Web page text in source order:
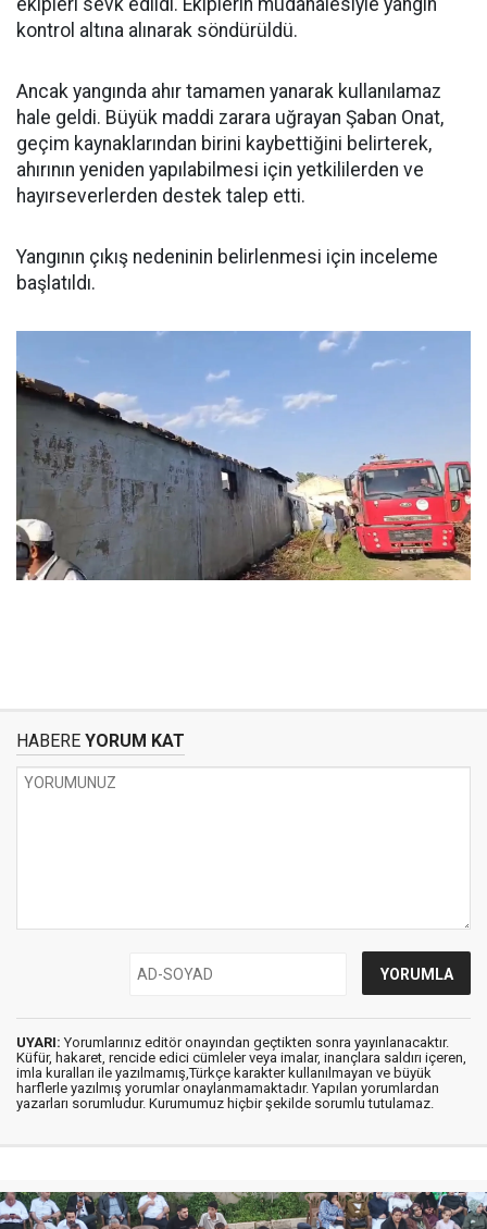
ekipleri sevk edildi. Ekiplerin müdahalesiyle yangın
kontrol altına alınarak söndürüldü.
Ancak yangında ahır tamamen yanarak kullanılamaz
hale geldi. Büyük maddi zarara uğrayan Şaban Onat,
geçim kaynaklarından birini kaybettiğini belirterek,
ahırının yeniden yapılabilmesi için yetkililerden ve
hayırseverlerden destek talep etti.
Yangının çıkış nedeninin belirlenmesi için inceleme
başlatıldı.
HABERE YORUM KAT
UYARI: Yorumlarınız editör onayından geçtikten sonra yayınlanacaktır.
Küfür, hakaret, rencide edici cümleler veya imalar, inançlara saldırı içeren,
imla kuralları ile yazılmamış,Türkçe karakter kullanılmayan ve büyük
harflerle yazılmış yorumlar onaylanmamaktadır. Yapılan yorumlardan
yazarları sorumludur. Kurumumuz hiçbir şekilde sorumlu tutulamaz.